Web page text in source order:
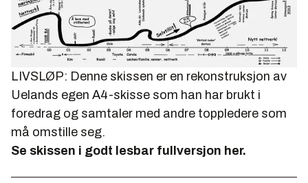
LIVSLØP: Denne skissen er en rekonstruksjon av
Uelands egen A4-skisse som han har brukt i
foredrag og samtaler med andre toppledere som
må omstille seg.
Se skissen i godt lesbar fullversjon her.